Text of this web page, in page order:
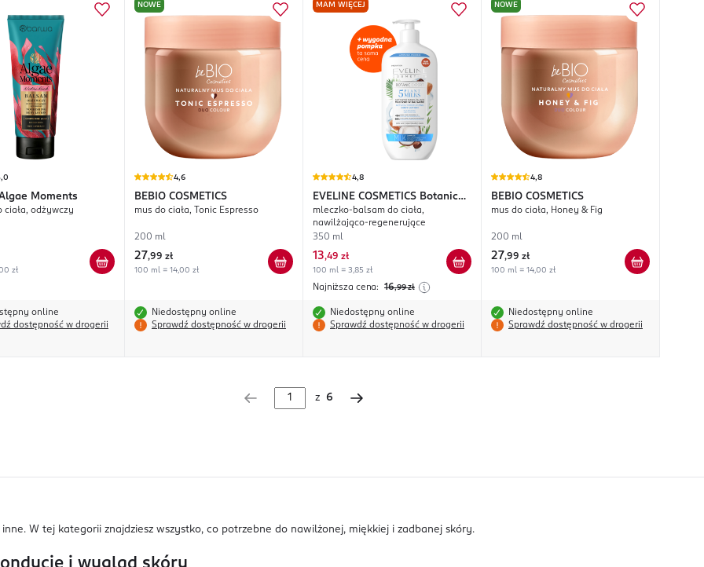
Moments
ciała, odżywczy
zł
online
dostępność w drogerii
NOWE
4,6
BEBIO COSMETICS
mus do ciała, Tonic Espresso
200 ml
27,99 zł
100 ml = 14,00 zł
Niedostępny online
Sprawdź dostępność w drogerii
MAM WIĘCEJ
4,8
EVELINE COSMETICS Botanic
Expert
mleczko-balsam do ciała,
nawilżająco-regenerujące
350 ml
13,49 zł
100 ml = 3,85 zł
Najniższa cena: 16,99 zł
Niedostępny online
Sprawdź dostępność w drogerii
NOWE
4,8
BEBIO COSMETICS
mus do ciała, Honey & Fig
200 ml
27,99 zł
100 ml = 14,00 zł
Niedostępny online
Sprawdź dostępność w drogerii
z 6
W tej kategorii znajdziesz wszystko, co potrzebne do nawilżonej, miękkiej i zadbanej skóry.